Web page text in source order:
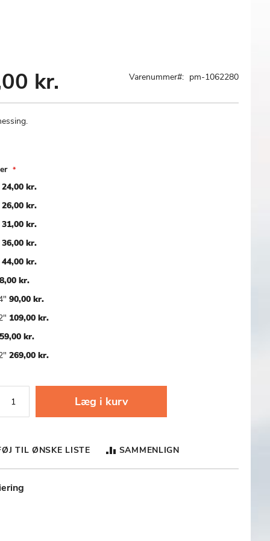
kr. Varenummer pm-1062280
24,00 kr.
26,00 kr.
31,00 kr.
36,00 kr.
44,00 kr.
kr.
90,00 kr.
109,00 kr.
kr.
269,00 kr.
Læg i kurv
TIL ØNSKE LISTE SAMMENLIGN